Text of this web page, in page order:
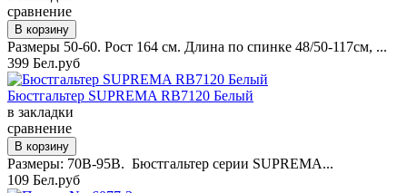
сравнение
Размеры 50-60. Рост 164 см. Длина по спинке 48/50-117см, ...
399 Бел.руб
Бюстгальтер SUPREMA RB7120 Белый
в закладки
сравнение
Размеры: 70B-95B. Бюстгальтер серии SUPREMA...
109 Бел.руб